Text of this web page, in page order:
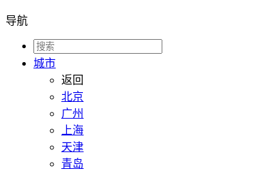
导航
城市
返回
北京
广州
上海
天津
青岛